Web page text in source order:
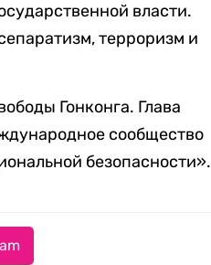
власти.
терроризм и
Гонконга. Глава
сообщество
безопасности».